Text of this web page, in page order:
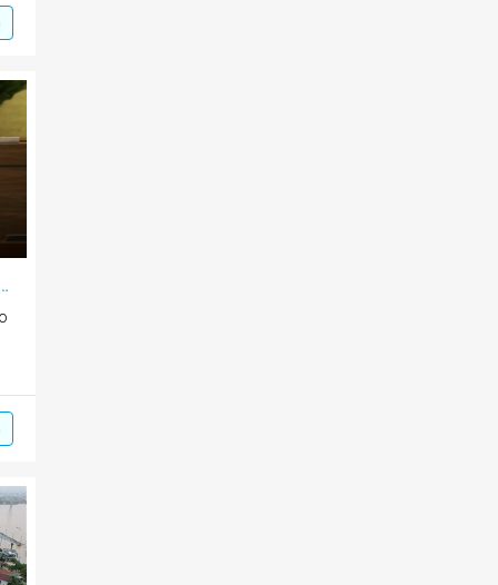
chiến lược phát triển báo chí